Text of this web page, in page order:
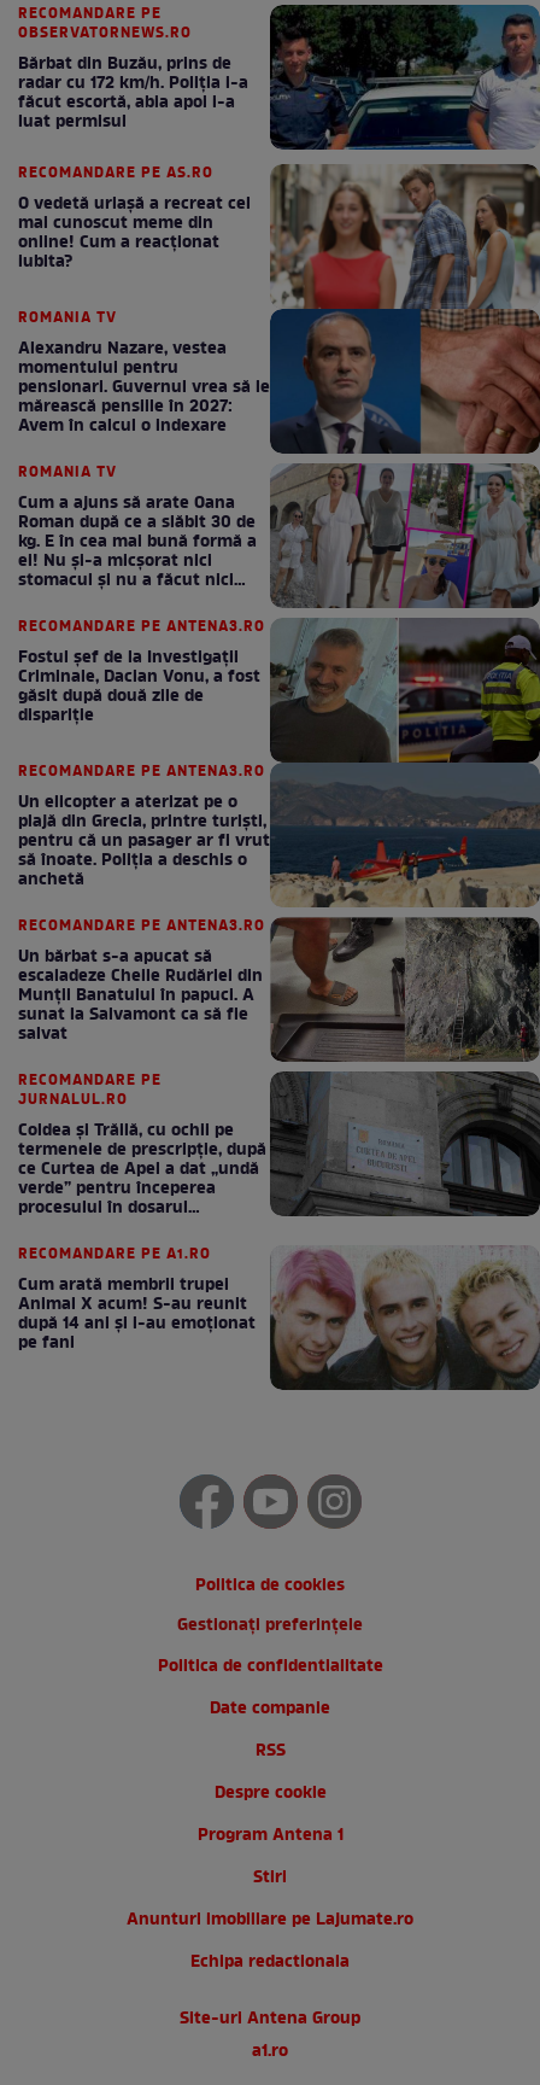
RECOMANDARE PE
OBSERVATORNEWS.RO
Bărbat din Buzău, prins de
radar cu 172 km/h. Poliţia i-a
făcut escortă, abia apoi i-a
luat permisul
RECOMANDARE PE AS.RO
O vedetă uriașă a recreat cel
mai cunoscut meme din
online! Cum a reacționat
iubita?
ROMANIA TV
Alexandru Nazare, vestea
momentului pentru
pensionari. Guvernul vrea să le
mărească pensiile în 2027:
Avem în calcul o indexare
ROMANIA TV
Cum a ajuns să arate Oana
Roman după ce a slăbit 30 de
kg. E în cea mai bună formă a
ei! Nu și-a micșorat nici
stomacul și nu a făcut nici
RECOMANDARE PE ANTENA3.RO
Fostul șef de la Investigații
Criminale, Dacian Vonu, a fost
găsit după două zile de
dispariţie
RECOMANDARE PE ANTENA3.RO
Un elicopter a aterizat pe o
plajă din Grecia, printre turiști,
pentru că un pasager ar fi vrut
să înoate. Poliția a deschis o
anchetă
RECOMANDARE PE ANTENA3.RO
Un bărbat s-a apucat să
escaladeze Cheile Rudăriei din
Munții Banatului în papuci. A
sunat la Salvamont ca să fie
salvat
RECOMANDARE PE
JURNALUL.RO
Coldea și Trăilă, cu ochii pe
termenele de prescripție, după
ce Curtea de Apel a dat „undă
verde” pentru începerea
procesului în dosarul
RECOMANDARE PE A1.RO
Cum arată membrii trupei
Animal X acum! S-au reunit
după 14 ani și i-au emoționat
pe fani
Politica de cookies
Gestionați preferințele
Politica de confidentialitate
Date companie
RSS
Despre cookie
Program Antena 1
Stiri
Anunturi imobiliare pe Lajumate.ro
Echipa redactionala
Site-uri Antena Group
a1.ro